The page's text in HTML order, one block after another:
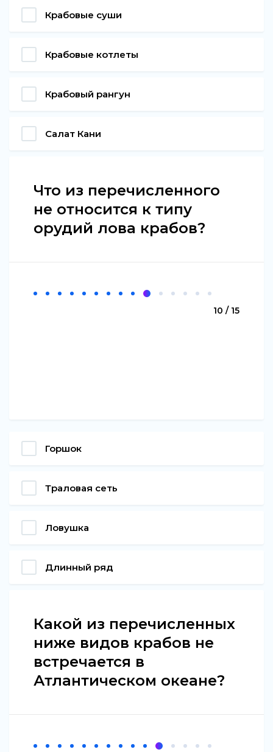
Крабовые суши
Крабовые котлеты
Крабовый рангун
Салат Кани
Что из перечисленного
не относится к типу
орудий лова крабов?
10 / 15
Горшок
Траловая сеть
Ловушка
Длинный ряд
Какой из перечисленных
ниже видов крабов не
встречается в
Атлантическом океане?